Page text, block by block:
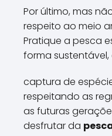
Por último, mas
respeito ao meio
Pratique a pesca
forma
captura de
respeitando as
as futuras
desfrutar da